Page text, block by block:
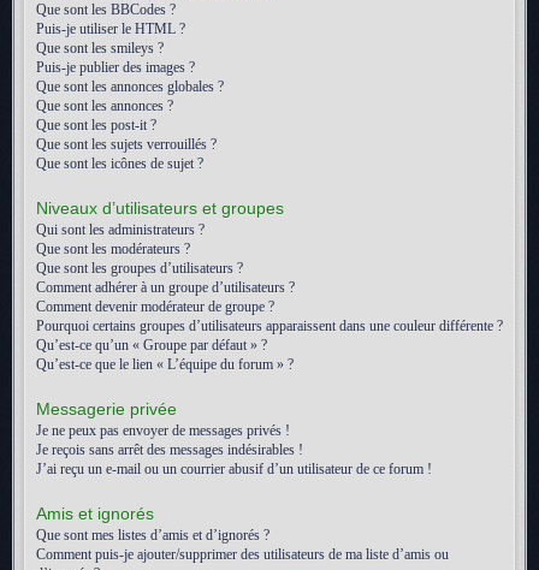
Que sont les BBCodes ?
Puis-je utiliser le HTML ?
Que sont les smileys ?
Puis-je publier des images ?
Que sont les annonces globales ?
Que sont les annonces ?
Que sont les post-it ?
Que sont les sujets verrouillés ?
Que sont les icônes de sujet ?
Niveaux d’utilisateurs et groupes
Qui sont les administrateurs ?
Que sont les modérateurs ?
Que sont les groupes d’utilisateurs ?
Comment adhérer à un groupe d’utilisateurs ?
Comment devenir modérateur de groupe ?
Pourquoi certains groupes d’utilisateurs apparaissent dans une couleur différente ?
Qu’est-ce qu’un « Groupe par défaut » ?
Qu’est-ce que le lien « L’équipe du forum » ?
Messagerie privée
Je ne peux pas envoyer de messages privés !
Je reçois sans arrêt des messages indésirables !
J’ai reçu un e-mail ou un courrier abusif d’un utilisateur de ce forum !
Amis et ignorés
Que sont mes listes d’amis et d’ignorés ?
Comment puis-je ajouter/supprimer des utilisateurs de ma liste d’amis ou